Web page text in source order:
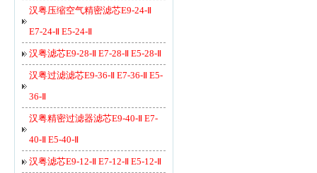
汉粤压缩空气精密滤芯E9-24-Ⅱ
E7-24-Ⅱ E5-24-Ⅱ
汉粤滤芯E9-28-Ⅱ E7-28-Ⅱ E5-28-Ⅱ
汉粤过滤滤芯E9-36-Ⅱ E7-36-Ⅱ E5-
36-Ⅱ
汉粤精密过滤器滤芯E9-40-Ⅱ E7-
40-Ⅱ E5-40-Ⅱ
汉粤滤芯E9-12-Ⅱ E7-12-Ⅱ E5-12-Ⅱ